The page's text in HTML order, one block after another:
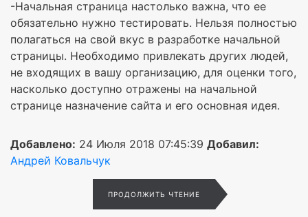
-Начальная страница настолько важна, что ее
обязательно нужно тестировать. Нельзя полностью
полагаться на свой вкус в разработке начальной
страницы. Необходимо привлекать других людей,
не входящих в вашу организацию, для оценки того,
насколько доступно отражены на начальной
странице назначение сайта и его основная идея.
Добавлено: 24 Июля 2018 07:45:39 Добавил:
Андрей Ковальчук
ПРОДОЛЖИТЬ ЧТЕНИЕ